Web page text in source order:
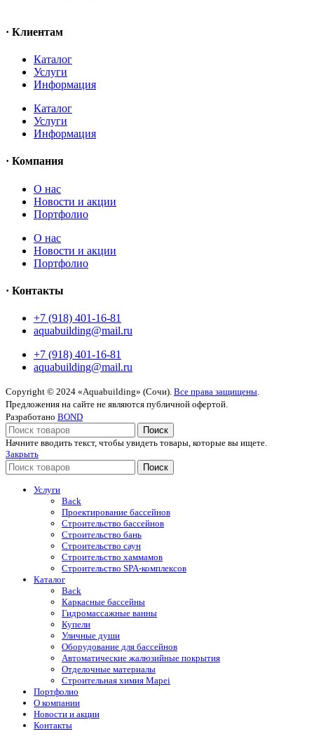
· Клиентам
Каталог
Услуги
Информация
Каталог
Услуги
Информация
· Компания
O нас
Новости и акции
Портфолио
O нас
Новости и акции
Портфолио
· Контакты
+7 (918) 401-16-81
aquabuilding@mail.ru
+7 (918) 401-16-81
aquabuilding@mail.ru
Copyright © 2024 «Aquabuilding» (Сочи). Все права защищены.
Предложения на сайте не являются публичной офертой.
Разработано BOND
Поиск
Начните вводить текст, чтобы увидеть товары, которые вы ищете.
Закрыть
Поиск
Услуги
Back
Проектирование бассейнов
Строительство бассейнов
Строительство бань
Строительство саун
Строительство хаммамов
Строительство SPA-комплексов
Каталог
Back
Каркасные бассейны
Гидромассажные ванны
Купели
Уличные души
Оборудование для бассейнов
Автоматические жалюзийные покрытия
Отделочные материалы
Строительная химия Mapei
Портфолио
O компании
Новости и акции
Контакты